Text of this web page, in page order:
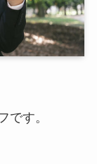
です。